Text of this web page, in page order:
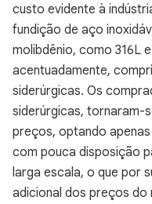
custo evidente à
fundição de aço
molibdênio, como 316L
acentuadamente,
siderúrgicas. Os
siderúrgicas, tornaram-
preços, optando
com pouca disposição
larga escala, o que por
adicional dos preços do